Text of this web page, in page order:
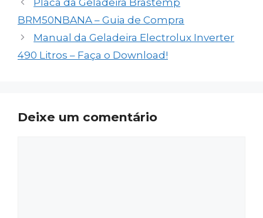
BRM50NBANA – Guia de Compra
Manual da Geladeira Electrolux Inverter
490 Litros – Faça o Download!
Deixe um comentário